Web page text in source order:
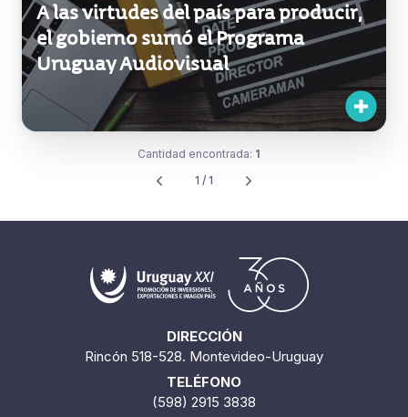
A las virtudes del país para producir,
el gobierno sumó el Programa
Uruguay Audiovisual
Cantidad encontrada: 1
1 / 1
DIRECCIÓN
Rincón 518-528. Montevideo-Uruguay
TELÉFONO
(598) 2915 3838